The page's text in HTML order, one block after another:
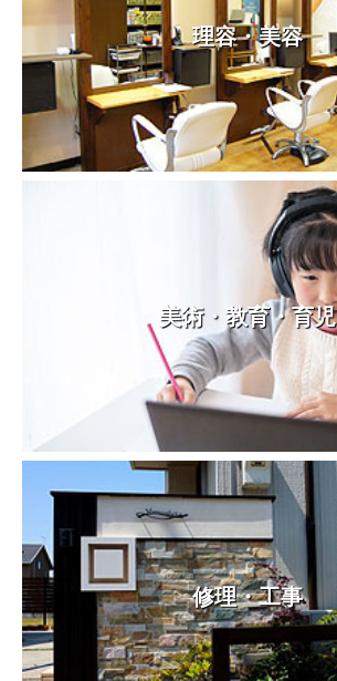
理容・美容
美術・教育・育児
修理・工事